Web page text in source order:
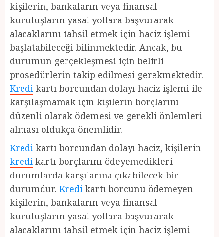
kişilerin, bankaların veya finansal
kuruluşların yasal yollara başvurarak
alacaklarını tahsil etmek için haciz işlemi
başlatabileceği bilinmektedir. Ancak, bu
durumun gerçekleşmesi için belirli
prosedürlerin takip edilmesi gerekmektedir.
Kredi kartı borcundan dolayı haciz işlemi ile
karşılaşmamak için kişilerin borçlarını
düzenli olarak ödemesi ve gerekli önlemleri
alması oldukça önemlidir.
Kredi kartı borcundan dolayı haciz, kişilerin
kredi kartı borçlarını ödeyemedikleri
durumlarda karşılarına çıkabilecek bir
durumdur. Kredi kartı borcunu ödemeyen
kişilerin, bankaların veya finansal
kuruluşların yasal yollara başvurarak
alacaklarını tahsil etmek için haciz işlemi